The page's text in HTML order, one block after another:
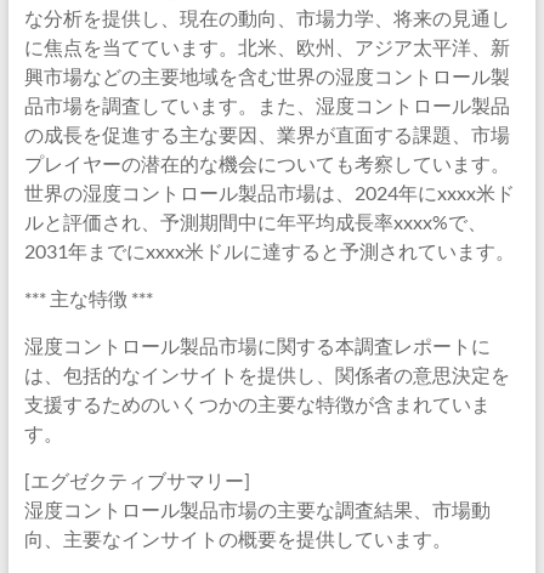
な分析を提供し、現在の動向、市場力学、将来の見通し
に焦点を当てています。北米、欧州、アジア太平洋、新
興市場などの主要地域を含む世界の湿度コントロール製
品市場を調査しています。また、湿度コントロール製品
の成長を促進する主な要因、業界が直面する課題、市場
プレイヤーの潜在的な機会についても考察しています。
世界の湿度コントロール製品市場は、2024年にxxxx米ド
ルと評価され、予測期間中に年平均成長率xxxx%で、
2031年までにxxxx米ドルに達すると予測されています。
*** 主な特徴 ***
湿度コントロール製品市場に関する本調査レポートに
は、包括的なインサイトを提供し、関係者の意思決定を
支援するためのいくつかの主要な特徴が含まれていま
す。
[エグゼクティブサマリー]
湿度コントロール製品市場の主要な調査結果、市場動
向、主要なインサイトの概要を提供しています。